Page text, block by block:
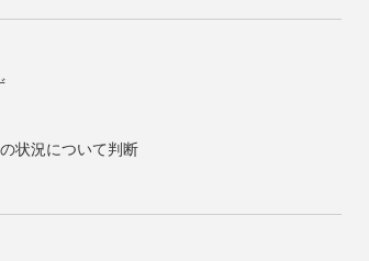
状況について判断